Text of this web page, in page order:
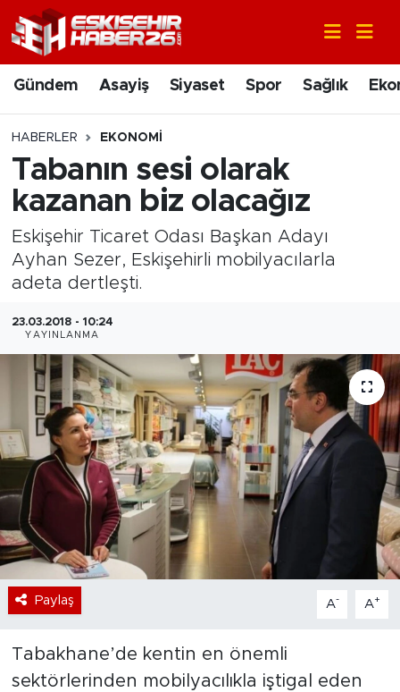
Gündem Asayiş Siyaset Spor Sağlık
HABERLER EKONOMI
Tabanın sesi olarak
kazanan biz olacağız
Eskişehir Ticaret Odası Başkan Adayı
Ayhan Sezer, Eskişehirli mobilyacılarla
adeta dertleşti.
23.03.2018 - 10:24
YAYINLANMA
Paylaş A- A+
Tabakhane’de kentin en önemli
sektörlerinden mobilyacılıkla iştigal eden
Gündem
Asayiş
Siyaset
Spor
Sağlık
Eğitim
Sanat
Bölge
Teknoloji
Magazin
Dünya
Sektör
Nöbetçi Eczaneler
Hava Durumu
Trafik Durumu
Süper Lig Puan Durumu ve Fikstür
Tüm Manşetler
Son Dakika Haberleri
Haber Arşivi